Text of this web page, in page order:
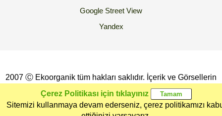
Kategoriler Ekoorganik Müşteri
Google Street View
Yandex
Çerez Politikası için tıklayınız
Sitemizi kullanmaya devam ederseniz, çerez politikamızı
2007 Ⓒ Ekoorganik tüm hakları saklıdır. İçerik ve Görsellerin
İzinsiz Kopyalanması yada Kullanılması Yasaktır.